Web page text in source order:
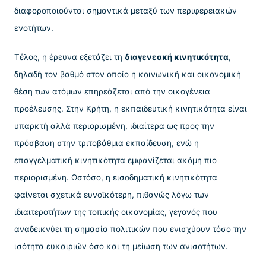
διαφοροποιούνται σημαντικά μεταξύ των περιφερειακών
ενοτήτων.
Τέλος, η έρευνα εξετάζει τη διαγενεακή κινητικότητα,
δηλαδή τον βαθμό στον οποίο η κοινωνική και οικονομική
θέση των ατόμων επηρεάζεται από την οικογένεια
προέλευσης. Στην Κρήτη, η εκπαιδευτική κινητικότητα είναι
υπαρκτή αλλά περιορισμένη, ιδιαίτερα ως προς την
πρόσβαση στην τριτοβάθμια εκπαίδευση, ενώ η
επαγγελματική κινητικότητα εμφανίζεται ακόμη πιο
περιορισμένη. Ωστόσο, η εισοδηματική κινητικότητα
φαίνεται σχετικά ευνοϊκότερη, πιθανώς λόγω των
ιδιαιτεροτήτων της τοπικής οικονομίας, γεγονός που
αναδεικνύει τη σημασία πολιτικών που ενισχύουν τόσο την
ισότητα ευκαιριών όσο και τη μείωση των ανισοτήτων.